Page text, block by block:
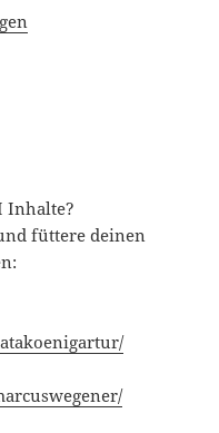
Inhalte?
füttere deinen